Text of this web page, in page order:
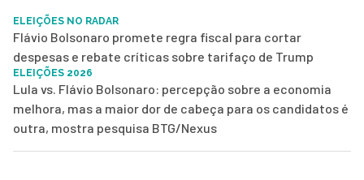
ELEIÇÕES NO RADAR
Flávio Bolsonaro promete regra fiscal para cortar
despesas e rebate críticas sobre tarifaço de Trump
ELEIÇÕES 2026
Lula vs. Flávio Bolsonaro: percepção sobre a economia
melhora, mas a maior dor de cabeça para os candidatos é
outra, mostra pesquisa BTG/Nexus